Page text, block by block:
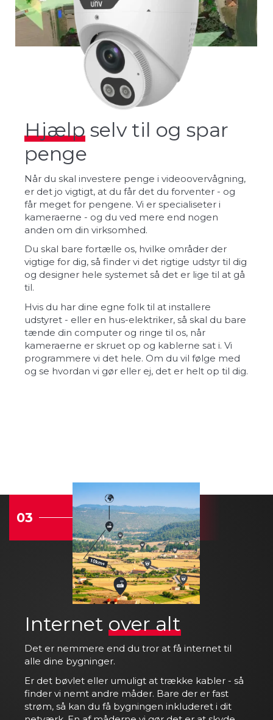
Hjælp selv til og spar
penge
Når du skal investere penge i videoovervågning,
er det jo vigtigt, at du får det du forventer - og
får meget for pengene. Vi er specialiseter i
kameraerne - og du ved mere end nogen
anden om din virksomhed.
Du skal bare fortælle os, hvilke områder der
vigtige for dig, så finder vi det rigtige udstyr til dig
og designer hele systemet så det er lige til at gå
til.
Hvis du har dine egne folk til at installere
udstyret - eller en hus-elektriker, så skal du bare
tænde din computer og ringe til os, når
kameraerne er skruet op og kablerne sat i. Vi
programmere vi det hele. Om du vil følge med
og se hvordan vi gør eller ej, det er helt op til dig.
03 INTERNET
Internet over alt
Det er nemmere end du tror at få internet til
alle dine bygninger.
Er det bøvlet eller umuligt at trække kabler - så
finder vi nemt andre måder. Bare der er fast
strøm, så kan du få bygningen inkluderet i dit